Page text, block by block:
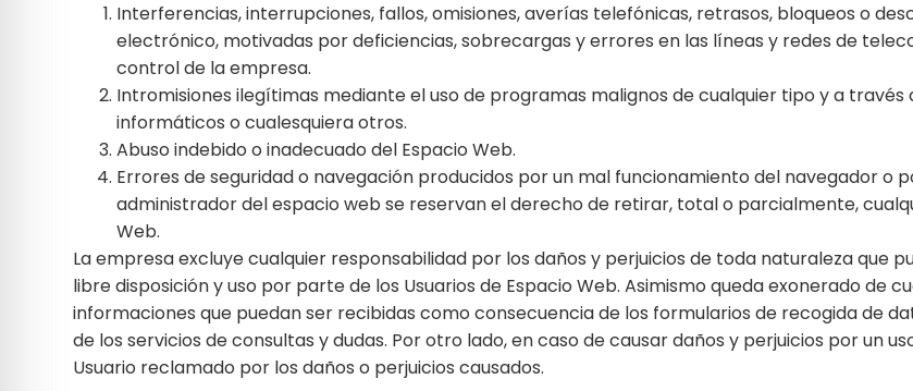
Interferencias, interrupciones, fallos, omisiones, averías telefónicas, retrasos, bloqueos o
electrónico, motivadas por deficiencias, sobrecargas y errores en las líneas y redes de
control de la empresa.
Intromisiones ilegítimas mediante el uso de programas malignos de cualquier tipo y a
informáticos o cualesquiera otros.
Abuso indebido o inadecuado del Espacio Web.
Errores de seguridad o navegación producidos por un mal funcionamiento del navegador o
administrador del espacio web se reservan el derecho de retirar, total o parcialmente,
Web.
La empresa excluye cualquier responsabilidad por los daños y perjuicios de toda naturaleza que
libre disposición y uso por parte de los Usuarios de Espacio Web. Asimismo queda exonerado de
informaciones que puedan ser recibidas como consecuencia de los formularios de recogida de
de los servicios de consultas y dudas. Por otro lado, en caso de causar daños y perjuicios por un
Usuario reclamado por los daños o perjuicios causados.